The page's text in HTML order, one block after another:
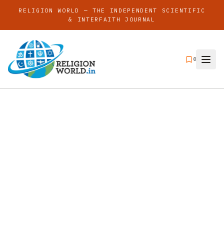
RELIGION WORLD — THE INDEPENDENT SCIENTIFIC
& INTERFAITH JOURNAL
0